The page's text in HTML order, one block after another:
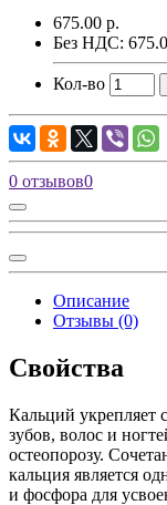
675.00 р.
Без НДС:
Кол-во
0 отзывов0
Описание
Отзывы (0)
Свойства
Кальций укрепляет
зубов, волос и
остеопорозу.
кальция является
и фосфора для